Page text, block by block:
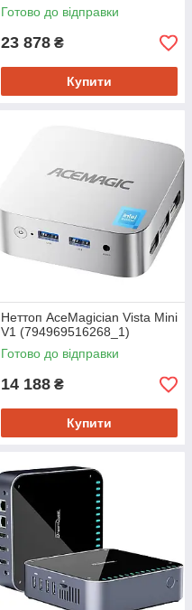
Готово до відправки
23 878 ₴
Купити
Неттоп AceMagician Vista Mini
V1 (794969516268_1)
Готово до відправки
14 188 ₴
Купити